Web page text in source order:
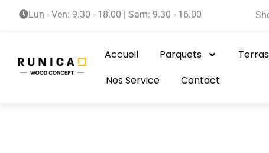
Lun - Ven: 9.30 - 18.00 | Sam: 9.30 - 16.00
Accueil Parquets
Nos Service
Contact